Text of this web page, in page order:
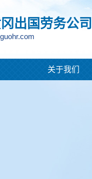
出国劳务公司
关于我们